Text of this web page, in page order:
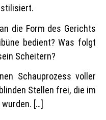
die Form des Gerichts
bedient? Was folgt
Scheitern?
Schauprozess voller
Stellen frei, die im
[…]